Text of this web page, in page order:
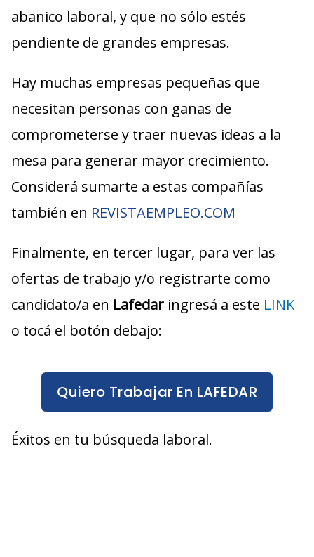
abanico laboral, y que no sólo estés
pendiente de grandes empresas.
Hay muchas empresas pequeñas que
necesitan personas con ganas de
comprometerse y traer nuevas ideas a la
mesa para generar mayor crecimiento.
Considerá sumarte a estas compañías
también en REVISTAEMPLEO.COM
Finalmente, en tercer lugar, para ver las
ofertas de trabajo y/o registrarte como
candidato/a en Lafedar ingresá a este LINK
o tocá el botón debajo:
Quiero Trabajar En LAFEDAR
Éxitos en tu búsqueda laboral.